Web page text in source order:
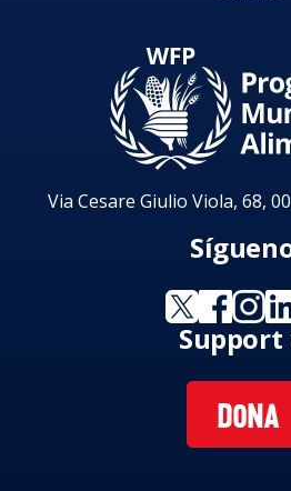
Via Cesare Giulio Viola, 68,
Support
DONA